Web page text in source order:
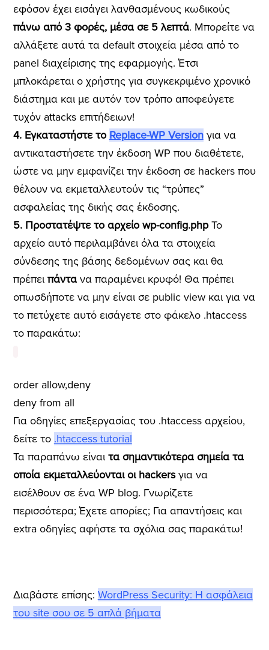
εφόσον έχει εισάγει λανθασμένους κωδικούς
πάνω από 3 φορές, μέσα σε 5 λεπτά. Μπορείτε να
αλλάξετε αυτά τα default στοιχεία μέσα από το
panel διαχείρισης της εφαρμογής. Έτσι
μπλοκάρεται ο χρήστης για συγκεκριμένο χρονικό
διάστημα και με αυτόν τον τρόπο αποφεύγετε
τυχόν attacks επιτήδειων!
4. Εγκαταστήστε το Replace-WP Versionγια να
αντικαταστήσετε την έκδοση WP που διαθέτετε,
ώστε να μην εμφανίζει την έκδοση σε hackers που
θέλουν να εκμεταλλευτούν τις “τρύπες”
ασφαλείας της δικής σας έκδοσης.
5. Προστατέψτε το αρχείο wp-config.phpΤο
αρχείο αυτό περιλαμβάνει όλα τα στοιχεία
σύνδεσης της βάσης δεδομένων σας και θα
πρέπειπάντα να παραμένει κρυφό! Θα πρέπει
οπωσδήποτε να μην είναι σε public view και για να
το πετύχετε αυτό εισάγετε στο φάκελο .htaccess
το παρακάτω:
order allow,deny
deny from all
Για οδηγίες επεξεργασίας του .htaccess αρχείου,
δείτε το .htaccess tutorial
Τα παραπάνω είναι τα σημαντικότερα σημεία τα
οποία εκμεταλλεύονται οι hackersγια να
εισέλθουν σε ένα WP blog. Γνωρίζετε
περισσότερα; Έχετε απορίες; Για απαντήσεις και
extra οδηγίες αφήστε τα σχόλια σας παρακάτω!
Διαβάστε επίσης: WordPress Security: Η ασφάλεια
του site σου σε 5 απλά βήματα